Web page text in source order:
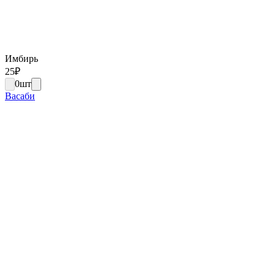
Имбирь
25₽
0шт
Васаби